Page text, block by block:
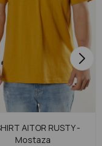
AITOR RUSTY -
Mostaza